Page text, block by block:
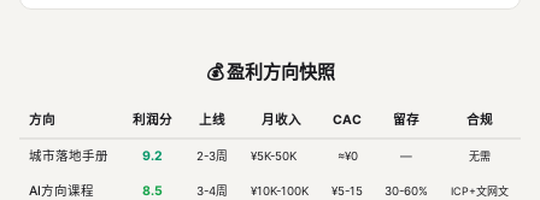
💰 盈利方向快照
方向 利润分 上线 月收入 CAC 留存 合规
城市落地手册 9.2 2-3周 ¥5K-50K ≈¥0 — 无需
AI方向课程 8.5 3-4周 ¥10K-100K ¥5-15 30-60% ICP+文网文